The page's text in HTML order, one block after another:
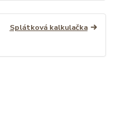
Splátková kalkulačka